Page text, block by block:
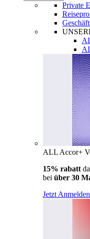
Private
ALL Accor+
15% rabatt
bei über 30
Jetzt Anmelden